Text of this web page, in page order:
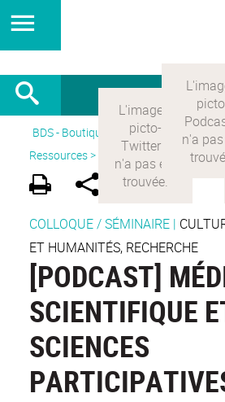
BDS - Boutique des sciences
Ressources >
Vidéos&podcasts
COLLOQUE / SÉMINAIRE |
ET HUMANITÉS, RECHERCHE
[PODCAST]
SCIENTIFIQUE
SCIENCES